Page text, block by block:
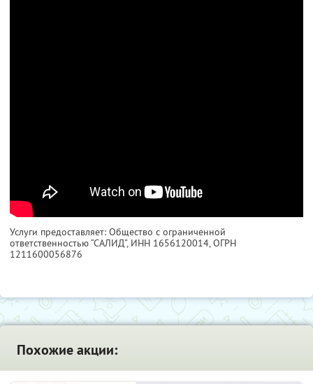
Услуги предоставляет: Общество с ограниченной
ответственностью “САЛИД”, ИНН 1656120014, ОГРН
1211600056876
Похожие акции: